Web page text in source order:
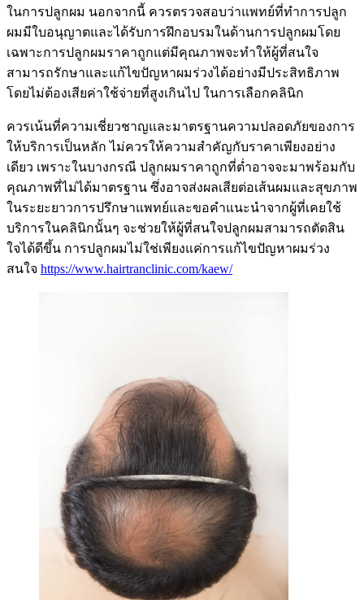
ในการปลูกผม นอกจากนี้ ควรตรวจสอบว่าแพทย์ที่ทำการปลูก
ผมมีใบอนุญาตและได้รับการฝึกอบรมในด้านการปลูกผมโดย
เฉพาะการปลูกผมราคาถูกแต่มีคุณภาพจะทำให้ผู้ที่สนใจ
สามารถรักษาและแก้ไขปัญหาผมร่วงได้อย่างมีประสิทธิภาพ
โดยไม่ต้องเสียค่าใช้จ่ายที่สูงเกินไป ในการเลือกคลินิก
ควรเน้นที่ความเชี่ยวชาญและมาตรฐานความปลอดภัยของการ
ให้บริการเป็นหลัก ไม่ควรให้ความสำคัญกับราคาเพียงอย่าง
เดียว เพราะในบางกรณี ปลูกผมราคาถูกที่ต่ำอาจจะมาพร้อมกับ
คุณภาพที่ไม่ได้มาตรฐาน ซึ่งอาจส่งผลเสียต่อเส้นผมและสุขภาพ
ในระยะยาวการปรึกษาแพทย์และขอคำแนะนำจากผู้ที่เคยใช้
บริการในคลินิกนั้นๆ จะช่วยให้ผู้ที่สนใจปลูกผมสามารถตัดสิน
ใจได้ดีขึ้น การปลูกผมไม่ใช่เพียงแค่การแก้ไขปัญหาผมร่วง
สนใจ https://www.hairtranclinic.com/kaew/